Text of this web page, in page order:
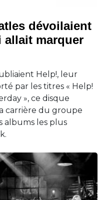
dévoilaient
allait marquer
Help!, leur
par les titres « Help!
», ce disque
carrière du groupe
albums les plus